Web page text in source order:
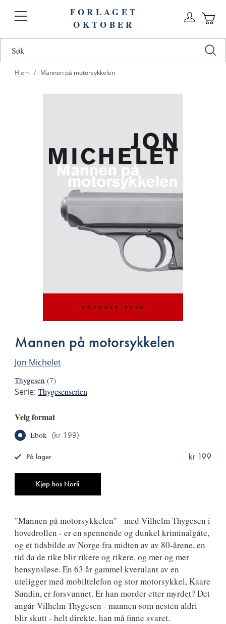
Toggle
FORLAGET
OKTOBER
Hjem Mannen på motorsykkelen
Mannen på motorsykkelen
Jon Michelet
Thygesen (7)
Serie: Thygesenserien
Velg format
Ebok (kr 199)
Kjøp hos Norli
kr 199
På lager
"Mannen på motorsykkelen" - med Vilhelm Thygesen i
hovedrollen - er en spennende og dunkel kriminalgåte,
og et tidsbilde av Norge fra midten av av 80-årene, en
tid da de rike blir rikere og rikere, og mer og mer
hensynsløse. En 63 år gammel kverulant av en
uteligger med mobiltelefon og stor motorsykkel, Kaare
Sundin, er forsvunnet. Er han morder etter myrdet? Det
angår Vilhelm Thygesen - mannen som nesten aldri
blir skutt - helt direkte, han må finne svaret.